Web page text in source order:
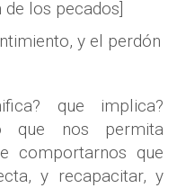
los pecados]
y el perdón
que implica?
que nos permita
comportarnos que
y recapacitar, y